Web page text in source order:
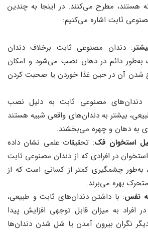
هستند، مطرح می‌کنند. در اینجا به چندین
ثابت اشاره می‌کنیم:
: دندان مصنوعی ثابت برخلاف دندان
دائم در دهان نصب می‌شود و امکان
شدن آن در حین غذا خوردن یا صحبت کردن
دندان‌های مصنوعی ثابت به دلیل نصب
بیشتر به دندان‌های واقعی شبیه هستند
به دهان و چهره می‌بخشند.
استخوان فک: تحقیقات علمی نشان داده
در افرادی که از دندان مصنوعی ثابت
به‌طور چشمگیری کمتر از کسانی است که از
بهره می‌برند.
نفس: با داشتن دندان‌های ثابت و طبیعی،
افراد به میزان قابل توجهی افزایش پیدا
نگران بیرون آمدن یا شل شدن دندان‌ها